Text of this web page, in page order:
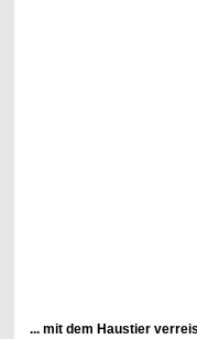
... mit dem Haustier